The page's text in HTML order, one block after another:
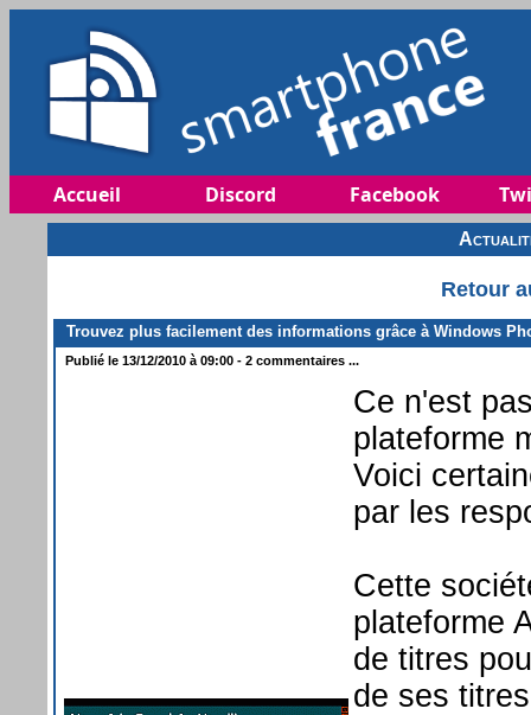
Accueil Discord Facebook
Retour
Trouvez plus facilement des informations grâce à Windows
Publié le 13/12/2010 à 09:00 - 2 commentaires ...
Ce n'est
plateforme
Voici
par les
Cette
plateforme
de titres
de ses